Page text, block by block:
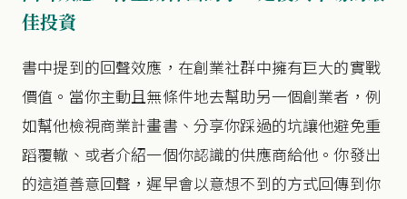
佳投資
書中提到的回聲效應，在創業社群中擁有巨大的實戰
價值。當你主動且無條件地去幫助另一個創業者，例
如幫他檢視商業計畫書、分享你踩過的坑讓他避免重
蹈覆轍、或者介紹一個你認識的供應商給他。你發出
的這道善意回聲，遲早會以意想不到的方式回傳到你